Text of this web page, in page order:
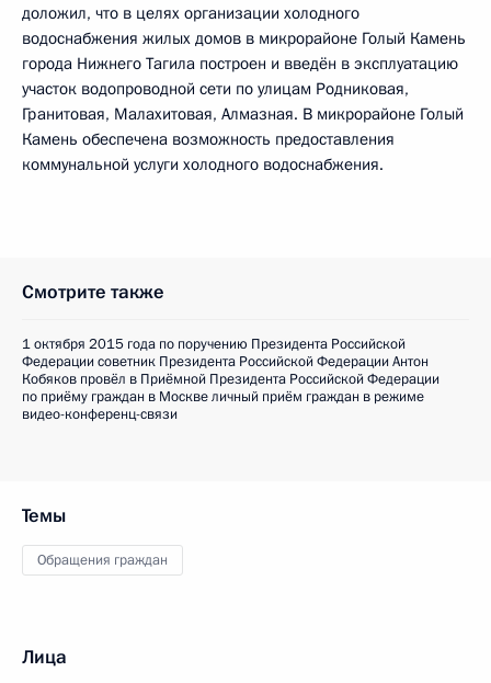
доложил, что в целях организации холодного
водоснабжения жилых домов в микрорайоне Голый Камень
города Нижнего Тагила построен и введён в эксплуатацию
участок водопроводной сети по улицам Родниковая,
Гранитовая, Малахитовая, Алмазная. В микрорайоне Голый
Камень обеспечена возможность предоставления
коммунальной услуги холодного водоснабжения.
Смотрите также
1 октября 2015 года по поручению Президента Российской
Федерации советник Президента Российской Федерации Антон
Кобяков провёл в Приёмной Президента Российской Федерации
по приёму граждан в Москве личный приём граждан в режиме
видео-конференц-связи
Темы
Обращения граждан
Лица